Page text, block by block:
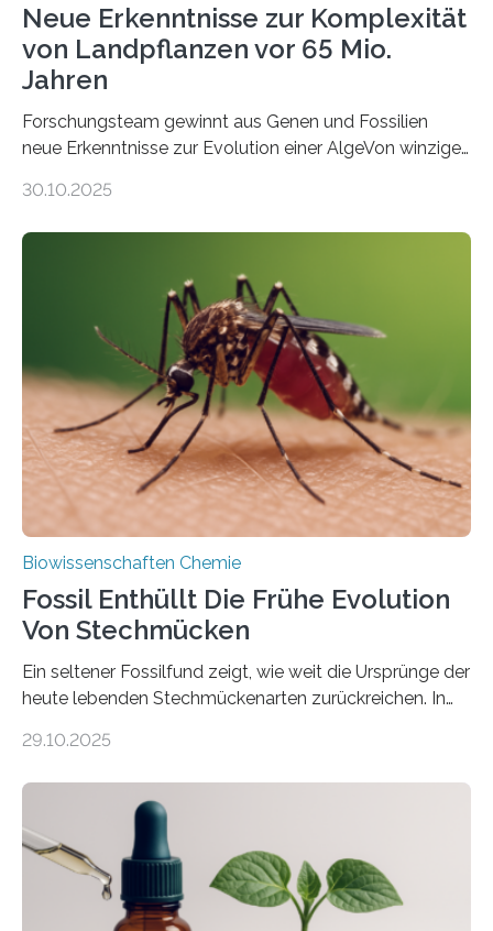
Neue Erkenntnisse zur Komplexität
von Landpflanzen vor 65 Mio.
Jahren
Forschungsteam gewinnt aus Genen und Fossilien
neue Erkenntnisse zur Evolution einer AlgeVon winzigen
Landpflanzen zählen zu den komplexesten
Grünalgen, die vor Hunderten von Millionen Jahren
lebten. Unter den Vorfahren sticht eine Gruppe heraus,
die noch heute in der Natur vorkommt: die
Süßwasseralge Coleochaetophyceae. Einige Arten
dieser Gruppe bilden aus Zellfäden dichte Geflechte
mit scheibenförmiger Gestalt. Was auffällig ist: Die
nächsten…
30.10.2025
Biowissenschaften Chemie
Fossil Enthüllt Die Frühe Evolution
Von Stechmücken
Ein seltener Fossilfund zeigt, wie weit die Ursprünge der
heute lebenden Stechmückenarten zurückreichen. In
Forschende die bisher älteste bekannte Stechmücken-
Region Kachin in Myanmar und hat sich in
ausgezeichnetem Zustand erhalten. Es konnte als neue
Art einer neuen Gattung beschrieben werden und trägt
nun den Namen Cretosabethes primaevus. Dieser erste
fossile Nachweis einer Stechmückenlarve in Bernstein
29.10.2025